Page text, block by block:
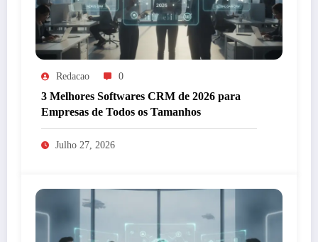
Redacao 0
3 Melhores Softwares CRM de 2026 para
Empresas de Todos os Tamanhos
Julho 27, 2026